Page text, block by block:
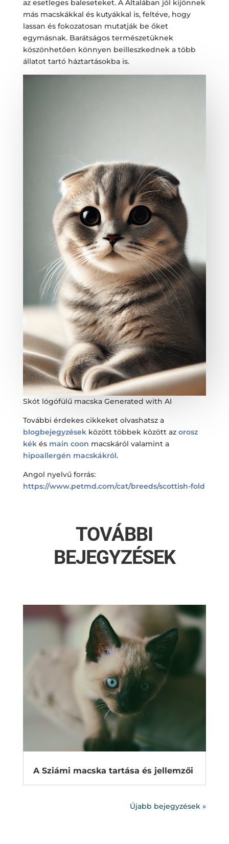
az esetleges baleseteket. A Általában jól kijönnek
más macskákkal és kutyákkal is, feltéve, hogy
lassan és fokozatosan mutatják be őket
egymásnak. Barátságos természetüknek
köszönhetően könnyen beilleszkednek a több
állatot tartó háztartásokba is.
Skót lógófülű macska Generated with AI
További érdekes cikkeket olvashatsz a
blogbejegyzésekközött többek között az orosz
kékés main coon macskáról valamint a
hipoallergén macskákról.
Angol nyelvű forrás:
https://www.petmd.com/cat/breeds/scottish-fold
TOVÁBBI
BEJEGYZÉSEK
A Sziámi macska tartása és jellemzői
Újabb bejegyzések »